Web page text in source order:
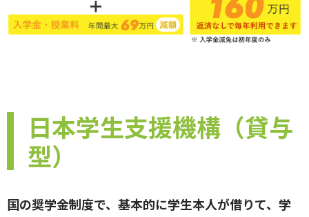
日本学生支援機構（貸与
型）
国の奨学金制度で、基本的に学生本人が借りて、学